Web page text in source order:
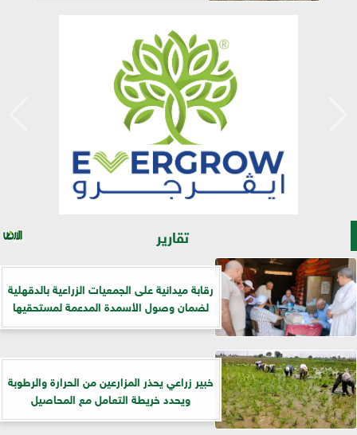
تقارير
رقابة ميدانية على الجمعيات الزراعية بالدقهلية
لضمان وصول الأسمدة المدعمة لمستحقيها
خبير زراعي يحذر المزارعين من الحرارة والرطوبة
ويحدد خريطة التعامل مع المحاصيل